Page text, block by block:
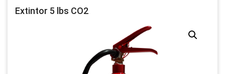
Extintor 5 lbs CO2